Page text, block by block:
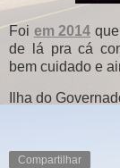
Foi em 2014
de lá pra cá
bem cuidado e
Ilha do
Compartilhar